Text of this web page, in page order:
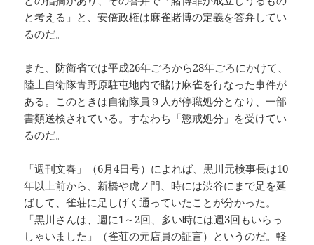
と考える」と、安倍政権は麻雀賭博の定義を答弁してい
るのだ。
また、防衛省では平成26年ごろから28年ごろにかけて、
陸上自衛隊青野原駐屯地内で賭け麻雀を行なった事件が
ある。このときは自衛隊員９人が停職処分となり、一部
書類送検されている。すなわち「懲戒処分」を受けてい
るのだ。
「週刊文春」（6月4日号）によれば、黒川元検事長は10
年以上前から、新橋や虎ノ門、時には渋谷にまで足を延
ばして、雀荘に足しげく通っていたことが分かった。
「黒川さんは、週に1～2回、多い時には週3回もいらっ
しゃいました」（雀荘の元店員の証言）というのだ。軽